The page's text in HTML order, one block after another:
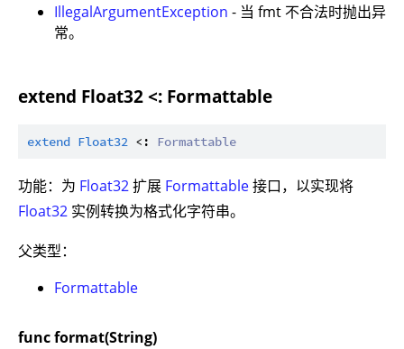
IllegalArgumentException - 当 fmt 不合法时抛出异
常。
extend Float32 <: Formattable
extend Float32 <: Formattable
功能：为 Float32扩展 Formattable接口，以实现将
Float32 实例转换为格式化字符串。
父类型：
Formattable
func format(String)